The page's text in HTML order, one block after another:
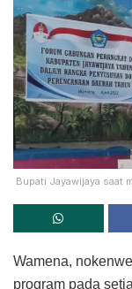
Bupati Jayawijaya saat
Wamena,
program pada